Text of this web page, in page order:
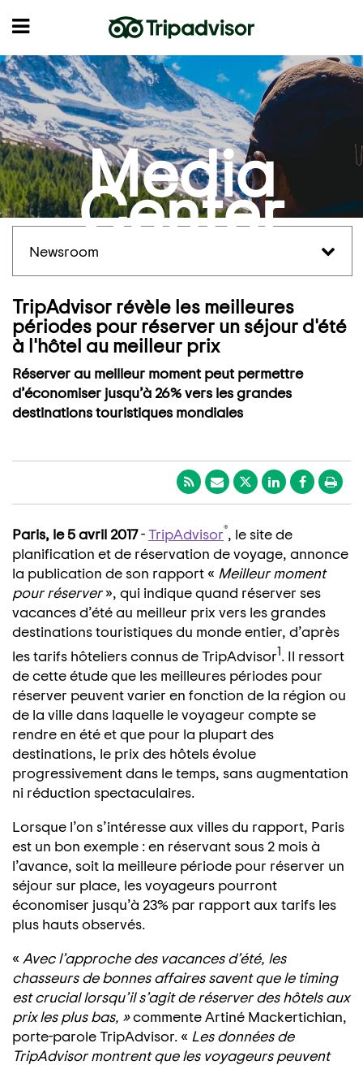
Media
Center
Newsroom
TripAdvisor révèle les meilleures
périodes pour réserver un séjour d'été
à l'hôtel au meilleur prix
Réserver au meilleur moment peut permettre
d’économiser jusqu’à 26% vers les grandes
destinations touristiques mondiales
Paris, le 5 avril 2017-TripAdvisor®, le site de
planification et de réservation de voyage, annonce
la publication de son rapport « Meilleur moment
pour réserver», qui indique quand réserver ses
vacances d’été au meilleur prix vers les grandes
destinations touristiques du monde entier, d’après
les tarifs hôteliers connus de TripAdvisor1. Il ressort
de cette étude que les meilleures périodes pour
réserver peuvent varier en fonction de la région ou
de la ville dans laquelle le voyageur compte se
rendre en été et que pour la plupart des
destinations, le prix des hôtels évolue
progressivement dans le temps, sans augmentation
ni réduction spectaculaires.
Lorsque l’on s’intéresse aux villes du rapport, Paris
est un bon exemple : en réservant sous 2 mois à
l’avance, soit la meilleure période pour réserver un
séjour sur place, les voyageurs pourront
économiser jusqu’à 23% par rapport aux tarifs les
plus hauts observés.
« Avec l’approche des vacances d’été, les
chasseurs de bonnes affaires savent que le timing
est crucial lorsqu’il s’agit de réserver des hôtels aux
prix les plus bas, »commente Artiné Mackertichian,
porte-parole TripAdvisor. « Les données de
TripAdvisor montrent que les voyageurs peuvent